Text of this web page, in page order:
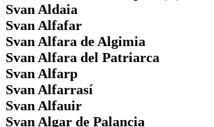
Svan Aldaia
Svan Alfafar
Svan Alfara de Algimia
Svan Alfara del Patriarca
Svan Alfarp
Svan Alfarrasí
Svan Alfauir
Svan Algar de Palancia